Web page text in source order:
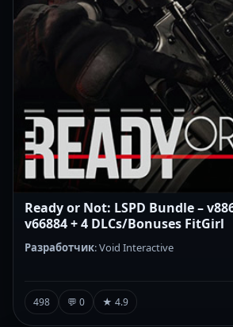
Ready or Not: LSPD Bundle –
v66884 + 4 DLCs/Bonuses FitGirl
Разработчик: Void Interactive
498 💬 0 ★ 4.9